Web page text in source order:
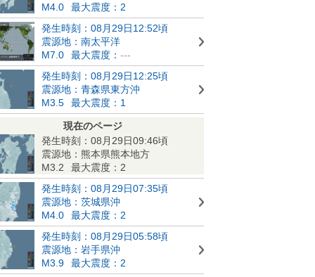
M4.0
最大震度：2
発生時刻：08月29日12:52頃
震源地：南太平洋
M7.0
最大震度： ---
発生時刻：08月29日12:25頃
震源地：青森県東方沖
M3.5
最大震度：1
現在のページ
発生時刻：08月29日09:46頃
震源地：熊本県熊本地方
M3.2
最大震度：2
発生時刻：08月29日07:35頃
震源地：茨城県沖
M4.0
最大震度：2
発生時刻：08月29日05:58頃
震源地：岩手県沖
M3.9
最大震度：2